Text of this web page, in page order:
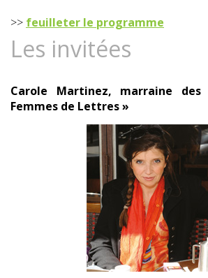
>> feuilleter le programme
Les invitées
Carole Martinez, marraine des
Femmes de Lettres »